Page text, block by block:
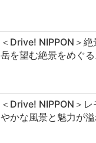
＜Drive! NIPPON＞
岳を望む絶景をめぐ
＜Drive! NIPPON＞
やかな風景と魅力が